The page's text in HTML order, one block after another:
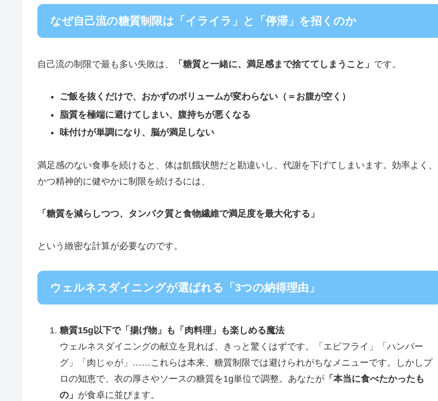
なぜ自己流の糖質制限は「イライラ」と「停滞」を招くのか
自己流の制限で最も多い失敗は、 「糖質と一緒に、満足感まで捨ててしまうこと」 です。
ご飯を抜くだけで、おかずのボリュームが変わらない（＝お腹が空く）
脂質を極端に避けてしまい、腹持ちが悪くなる
味付けが単調になり、脳が満足しない
満足感のない食事を続けると、体は飢餓状態だと勘違いし、代謝を下げてしまいます。効率よく、
かつ精神的に健やかに制限を続けるには、
「糖質を減らしつつ、タンパク質と食物繊維で満足度を最大化する」
という緻密な計算が必要なのです。
ウェルネスダイニングが選ばれる「3つの納得理由」
糖質15g以下で「揚げ物」も「肉料理」も楽しめる魔法
ウェルネスダイニングの献立を見れば、きっと驚くはずです。「エビフライ」「ハンバー
グ」「肉じゃが」……これらは本来、糖質制限では避けられがちなメニューです。しかしプ
ロの知恵で、衣の厚さやソースの糖質を1g単位で調整。あなたが「本当に食べたかったも
の」 が食卓に並びます。